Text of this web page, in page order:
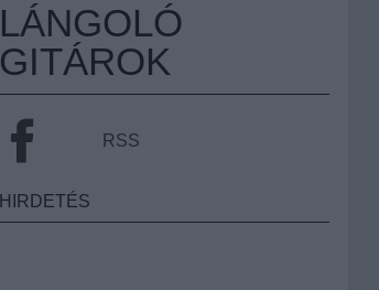
LÁNGOLÓ
GITÁROK
RSS
HIRDETÉS